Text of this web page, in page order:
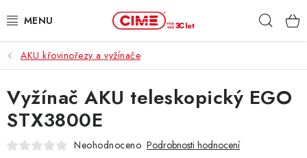
na
ZAHRADA, LES
DÍLNA, STAVBA
MILWAUKEE
AKU křovinořezy a vyžínače
Vyžínač AKU teleskopický EGO
STX3800E
Neohodnoceno Podrobnosti hodnocení